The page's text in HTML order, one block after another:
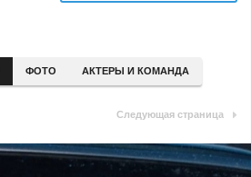
ФОТО АКТЕРЫ И КОМАНДА
Следующая страница